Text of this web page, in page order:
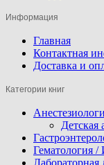
Информация
Главная
Контактная
Доставка и
Категории книг
Детская
Гематология
Лабораторная